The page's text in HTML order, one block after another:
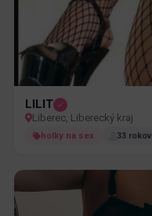
LILIT
Liberec, Liberecký kraj
holky na sex 33 rokov